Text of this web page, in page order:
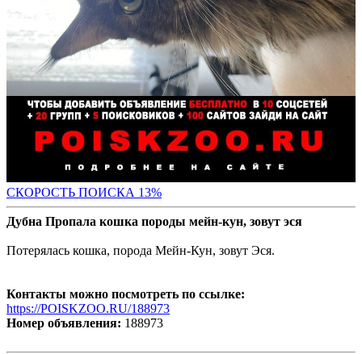
СКОРОСТЬ ПОИСКА 13%
Дубна Пропала кошка породы мейн-кун, зовут эся
Потерялась кошка, порода Мейн-Кун, зовут Эся.
Контакты можно посмотреть по ссылке:
https://POISKZOO.RU/188973
Номер объявления: 188973